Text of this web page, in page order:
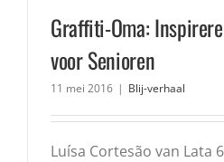
Graffiti-Oma:
voor Senioren
11 mei 2016 | Blij-verhaal
Luísa Cortesão van Lata